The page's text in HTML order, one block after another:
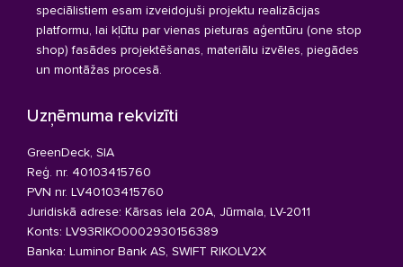
speciālistiem esam izveidojuši projektu realizācijas
platformu, lai kļūtu par vienas pieturas aģentūru (one stop
shop) fasādes projektēšanas, materiālu izvēles, piegādes
un montāžas procesā.
Uzņēmuma rekvizīti
GreenDeck, SIA
Reģ. nr. 40103415760
PVN nr. LV40103415760
Juridiskā adrese: Kārsas iela 20A, Jūrmala, LV-2011
Konts: LV93RIKO0002930156389
Banka: Luminor Bank AS, SWIFT RIKOLV2X